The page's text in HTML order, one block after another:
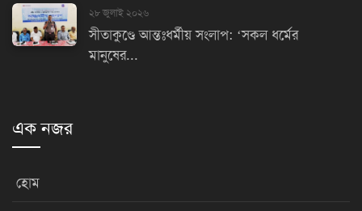
২৮ জুলাই ২০২৬
সীতাকুণ্ডে আন্তঃধর্মীয় সংলাপ: ‘সকল ধর্মের
মানুষের...
এক নজর
হোম